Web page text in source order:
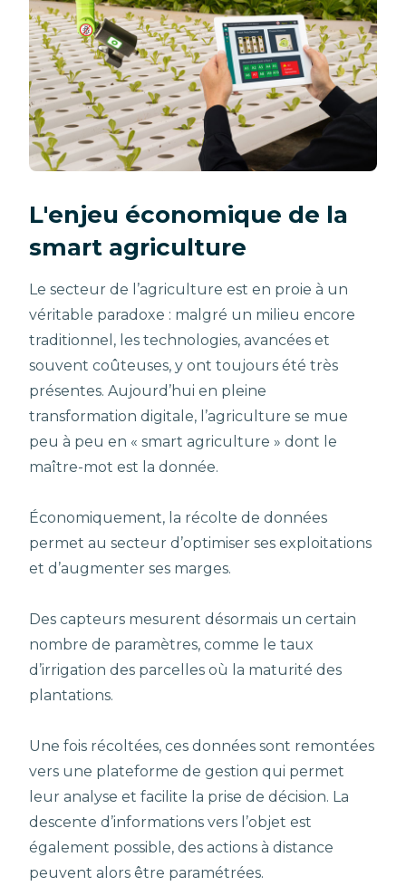
L'enjeu économique de la
smart agriculture
Le secteur de l’agriculture est en proie à un
véritable paradoxe : malgré un milieu encore
traditionnel, les technologies, avancées et
souvent coûteuses, y ont toujours été très
présentes. Aujourd’hui en pleine
transformation digitale, l’agriculture se mue
peu à peu en « smart agriculture » dont le
maître-mot est la donnée.
Économiquement, la récolte de données
permet au secteur d’optimiser ses exploitations
et d’augmenter ses marges.
Des capteurs mesurent désormais un certain
nombre de paramètres, comme le taux
d’irrigation des parcelles où la maturité des
plantations.
Une fois récoltées, ces données sont remontées
vers une plateforme de gestion qui permet
leur analyse et facilite la prise de décision. La
descente d’informations vers l’objet est
également possible, des actions à distance
peuvent alors être paramétrées.